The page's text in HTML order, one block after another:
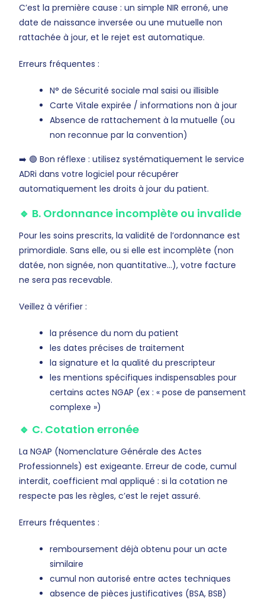
C’est la première cause : un simple NIR erroné, une
date de naissance inversée ou une mutuelle non
rattachée à jour, et le rejet est automatique.
Erreurs fréquentes :
N° de Sécurité sociale mal saisi ou illisible
Carte Vitale expirée / informations non à jour
Absence de rattachement à la mutuelle (ou
non reconnue par la convention)
➡️ 🟢 Bon réflexe : utilisez systématiquement le service
ADRi dans votre logiciel pour récupérer
automatiquement les droits à jour du patient.
🔹 B. Ordonnance incomplète ou invalide
Pour les soins prescrits, la validité de l’ordonnance est
primordiale. Sans elle, ou si elle est incomplète (non
datée, non signée, non quantitative…), votre facture
ne sera pas recevable.
Veillez à vérifier :
la présence du nom du patient
les dates précises de traitement
la signature et la qualité du prescripteur
les mentions spécifiques indispensables pour
certains actes NGAP (ex : « pose de pansement
complexe »)
🔹 C. Cotation erronée
La NGAP (Nomenclature Générale des Actes
Professionnels) est exigeante. Erreur de code, cumul
interdit, coefficient mal appliqué : si la cotation ne
respecte pas les règles, c’est le rejet assuré.
Erreurs fréquentes :
remboursement déjà obtenu pour un acte
similaire
cumul non autorisé entre actes techniques
absence de pièces justificatives (BSA, BSB)